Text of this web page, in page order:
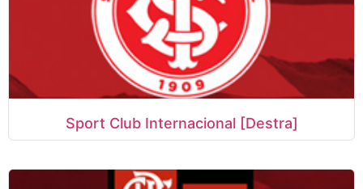
Sport Club Internacional [Destra]